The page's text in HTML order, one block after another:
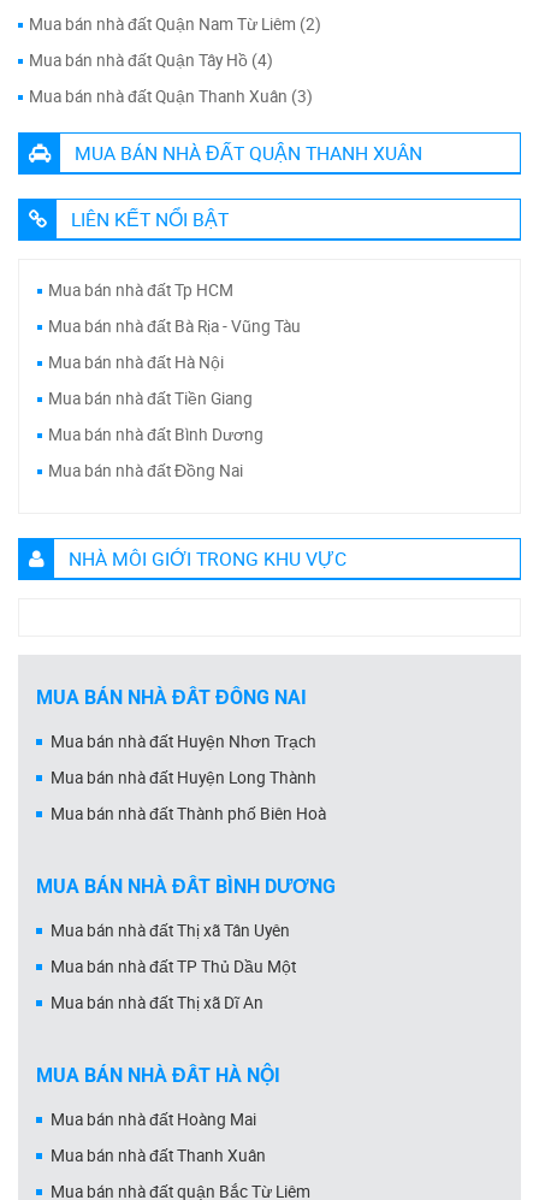
Mua bán nhà đất Quận Nam Từ Liêm (2)
Mua bán nhà đất Quận Tây Hồ (4)
Mua bán nhà đất Quận Thanh Xuân (3)
MUA BÁN NHÀ ĐẤT QUẬN THANH XUÂN
LIÊN KẾT NỔI BẬT
Mua bán nhà đất Tp HCM
Mua bán nhà đất Bà Rịa - Vũng Tàu
Mua bán nhà đất Hà Nội
Mua bán nhà đất Tiền Giang
Mua bán nhà đất Bình Dương
Mua bán nhà đất Đồng Nai
NHÀ MÔI GIỚI TRONG KHU VỰC
MUA BÁN NHÀ ĐẤT ĐỒNG NAI
Mua bán nhà đất Huyện Nhơn Trạch
Mua bán nhà đất Huyện Long Thành
Mua bán nhà đất Thành phố Biên Hoà
MUA BÁN NHÀ ĐẤT BÌNH DƯƠNG
Mua bán nhà đất Thị xã Tân Uyên
Mua bán nhà đất TP Thủ Dầu Một
Mua bán nhà đất Thị xã Dĩ An
MUA BÁN NHÀ ĐẤT HÀ NỘI
Mua bán nhà đất Hoàng Mai
Mua bán nhà đất Thanh Xuân
Mua bán nhà đất quận Bắc Từ Liêm